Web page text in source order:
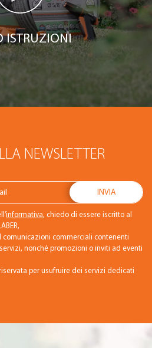
ISTRUZIONI
NEWSLETTER
informativa, chiedo di essere iscritto al
comunicazioni commerciali contenenti
nonché promozioni o inviti ad eventi
per usufruire dei servizi dedicati